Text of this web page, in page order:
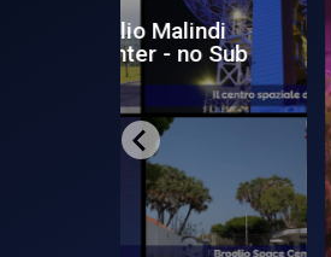
Spazio senza
Deep Space
Play